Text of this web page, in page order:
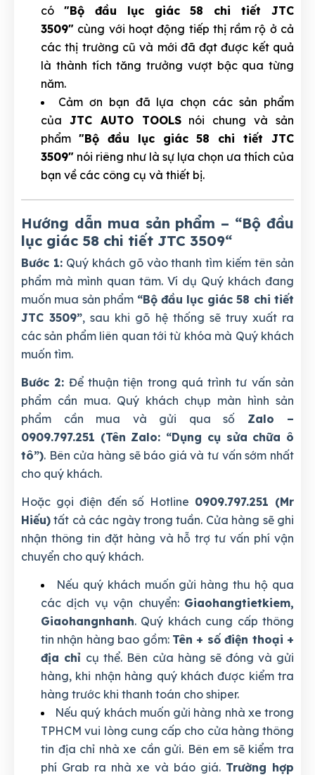
có "Bộ đầu lục giác 58 chi tiết JTC
3509" cùng với hoạt động tiếp thị rầm rộ ở cả
các thị trường cũ và mới đã đạt được kết quả
là thành tích tăng trưởng vượt bậc qua từng
năm.
Cảm ơn bạn đã lựa chọn các sản phẩm
của JTC AUTO TOOLSnói chung và sản
phẩm "Bộ đầu lục giác 58 chi tiết JTC
3509" nói riêng như là sự lựa chọn ưa thích của
bạn về các công cụ và thiết bị.
Hướng dẫn mua sản phẩm – “Bộ đầu
lục giác 58 chi tiết JTC 3509“
Bước 1:Quý khách gõ vào thanh tìm kiếm tên sản
phẩm mà mình quan tâm. Ví dụ Quý khách đang
muốn mua sản phẩm “Bộ đầu lục giác 58 chi tiết
JTC 3509”, sau khi gõ hệ thống sẽ truy xuất ra
các sản phẩm liên quan tới từ khóa mà Quý khách
muốn tìm.
Bước 2: Để thuận tiện trong quá trình tư vấn sản
phẩm cần mua. Quý khách chụp màn hình sản
phẩm cần mua và gửi qua số Zalo –
0909.797.251 (Tên Zalo: “Dụng cụ sửa chữa ô
tô”). Bên cửa hàng sẽ báo giá và tư vấn sớm nhất
cho quý khách.
Hoặc gọi điện đến số Hotline 0909.797.251 (Mr
Hiếu) tất cả các ngày trong tuần. Cửa hàng sẽ ghi
nhận thông tin đặt hàng và hỗ trợ tư vấn phí vận
chuyển cho quý khách.
Nếu quý khách muốn gửi hàng thu hộ qua
các dịch vụ vận chuyển: Giaohangtietkiem,
Giaohangnhanh. Quý khách cung cấp thông
tin nhận hàng bao gồm: Tên + số điện thoại +
địa chỉ cụ thể. Bên cửa hàng sẽ đóng và gửi
hàng, khi nhận hàng quý khách được kiểm tra
hàng trước khi thanh toán cho shiper.
Nếu quý khách muốn gửi hàng nhà xe trong
TPHCM vui lòng cung cấp cho cửa hàng thông
tin địa chỉ nhà xe cần gửi. Bên em sẽ kiểm tra
phí Grab ra nhà xe và báo giá. Trường hợp